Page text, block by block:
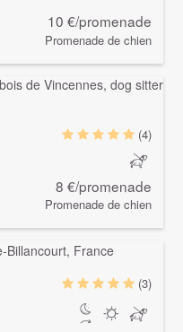
10 €/promenade
Promenade de chien
(4)
8 €/promenade
Promenade de chien
(3)